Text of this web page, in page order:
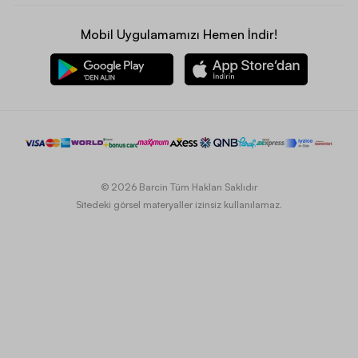
Mobil Uygulamamızı Hemen İndir!
© 2026 Barcin Tüm Hakları Saklıdır
Sitedeki görsel materyaller izinsiz kullanılamaz.